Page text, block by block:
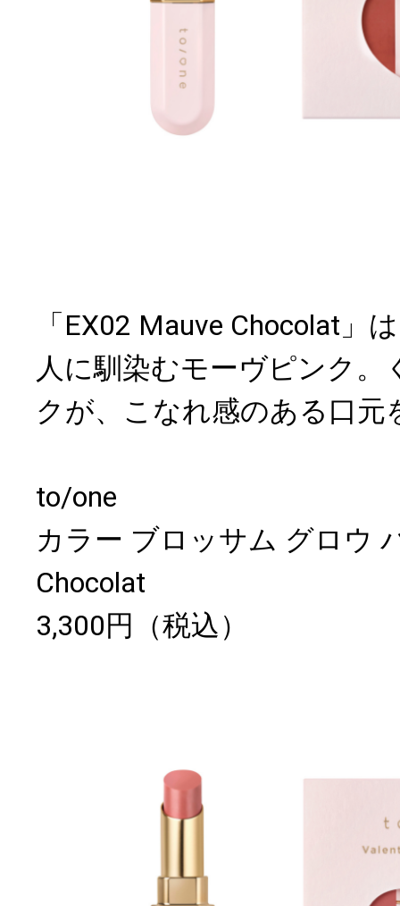
「EX02 Mauve Chocolat」
人に馴染むモーヴピンク
クが、こなれ感のある口元
to/one
カラー ブロッサム グロウ
Chocolat
3,300円（税込）